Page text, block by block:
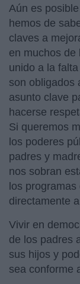
Aún es
hemos de
claves a
en muchos de
unido a la
son obligados
asunto clave
hacerse
Si queremos
los poderes
padres y
nos sobran
los
directamente
Vivir en
de los padres
sus hijos y
sea conforme